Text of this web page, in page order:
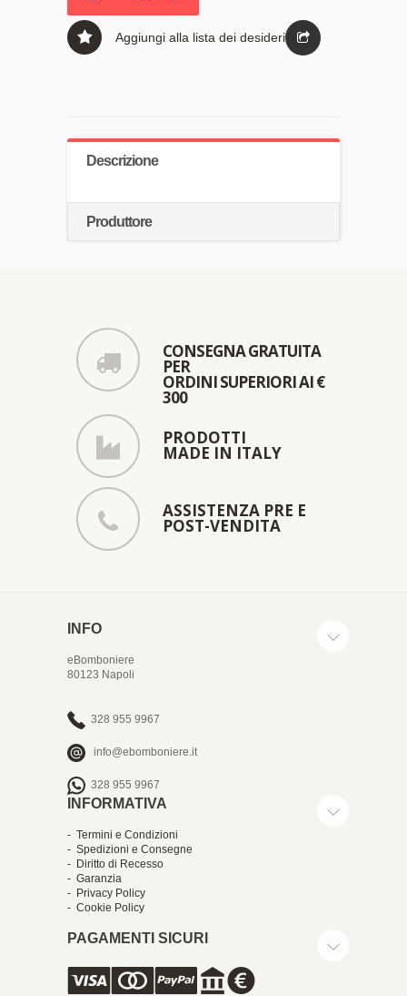
Aggiungi alla lista dei desideri
Descrizione
Produttore
CONSEGNA GRATUITA
PER
ORDINI SUPERIORI AI €
300
PRODOTTI
MADE IN ITALY
ASSISTENZA PRE E
POST-VENDITA
INFO
eBomboniere
80123 Napoli
328 955 9967
info@ebomboniere.it
328 955 9967
INFORMATIVA
- Termini e Condizioni
- Spedizioni e Consegne
- Diritto di Recesso
- Garanzia
- Privacy Policy
- Cookie Policy
PAGAMENTI SICURI